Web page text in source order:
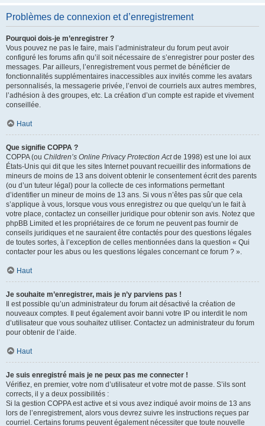
Problèmes de connexion et d’enregistrement
Pourquoi dois-je m’enregistrer ?
Vous pouvez ne pas le faire, mais l’administrateur du forum peut avoir
configuré les forums afin qu’il soit nécessaire de s’enregistrer pour poster des
messages. Par ailleurs, l’enregistrement vous permet de bénéficier de
fonctionnalités supplémentaires inaccessibles aux invités comme les avatars
personnalisés, la messagerie privée, l’envoi de courriels aux autres membres,
l’adhésion à des groupes, etc. La création d’un compte est rapide et vivement
conseillée.
Haut
Que signifie COPPA ?
COPPA (ou Children’s Online Privacy Protection Actde 1998) est une loi aux
États-Unis qui dit que les sites Internet pouvant recueillir des informations de
mineurs de moins de 13 ans doivent obtenir le consentement écrit des parents
(ou d’un tuteur légal) pour la collecte de ces informations permettant
d’identifier un mineur de moins de 13 ans. Si vous n’êtes pas sûr que cela
s’applique à vous, lorsque vous vous enregistrez ou que quelqu’un le fait à
votre place, contactez un conseiller juridique pour obtenir son avis. Notez que
phpBB Limited et les propriétaires de ce forum ne peuvent pas fournir de
conseils juridiques et ne sauraient être contactés pour des questions légales
de toutes sortes, à l’exception de celles mentionnées dans la question « Qui
contacter pour les abus ou les questions légales concernant ce forum ? ».
Haut
Je souhaite m’enregistrer, mais je n’y parviens pas !
Il est possible qu’un administrateur du forum ait désactivé la création de
nouveaux comptes. Il peut également avoir banni votre IP ou interdit le nom
d’utilisateur que vous souhaitez utiliser. Contactez un administrateur du forum
pour obtenir de l’aide.
Haut
Je suis enregistré mais je ne peux pas me connecter !
Vérifiez, en premier, votre nom d’utilisateur et votre mot de passe. S’ils sont
corrects, il y a deux possibilités :
Si la gestion COPPA est active et si vous avez indiqué avoir moins de 13 ans
lors de l’enregistrement, alors vous devrez suivre les instructions reçues par
courriel. Certains forums peuvent également nécessiter que toute nouvelle